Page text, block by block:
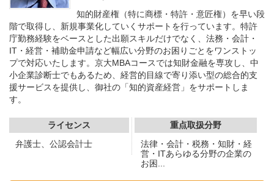
知的財産権（特に商標・特許・意匠権）を早い段
階で取得し、新規事業化していくサポートを行っています。特許
庁勤務経験をベースとした出願スキルだけでなく、法務・会計・
IT・経営・補助金申請など幅広い分野のお困りごとをワンストッ
プで対応いたします。京大MBAコースでは知財金融を専攻し、中
小企業診断士でもあるため、経営的目線で寄り添い型の総合的支
援サービスを提供し、御社の「知的資産経営」をサポートしま
す。
ライセンス
弁護士、公認会計士
重点取扱分野
法律・会計・税務・知財・経
営・ITあらゆる分野の企業の
お困...